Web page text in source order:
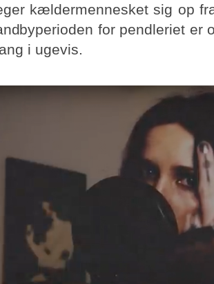
kældermennesket sig op
for pendleriet er
i ugevis.